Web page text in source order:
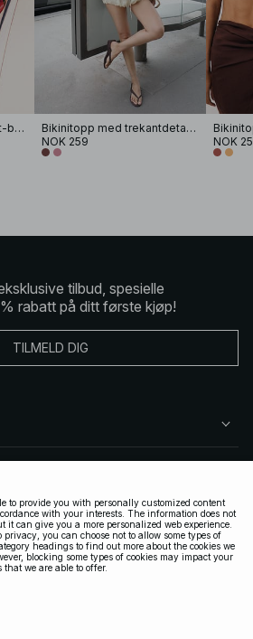
Spaghetti-stropp trekant-bikini topp
Bikinitopp med trekantdetaljer
NOK 259
NOK
tilbud, spesielle
rabatt på ditt første kjøp!
TILMELD DIG